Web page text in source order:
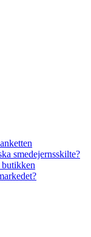
smedejernsskilte?